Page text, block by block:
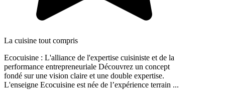
La cuisine tout compris
Ecocuisine : L'alliance de l'expertise cuisiniste et de la
performance entrepreneuriale Découvrez un concept
fondé sur une vision claire et une double expertise.
L'enseigne Ecocuisine est née de l’expérience terrain ...